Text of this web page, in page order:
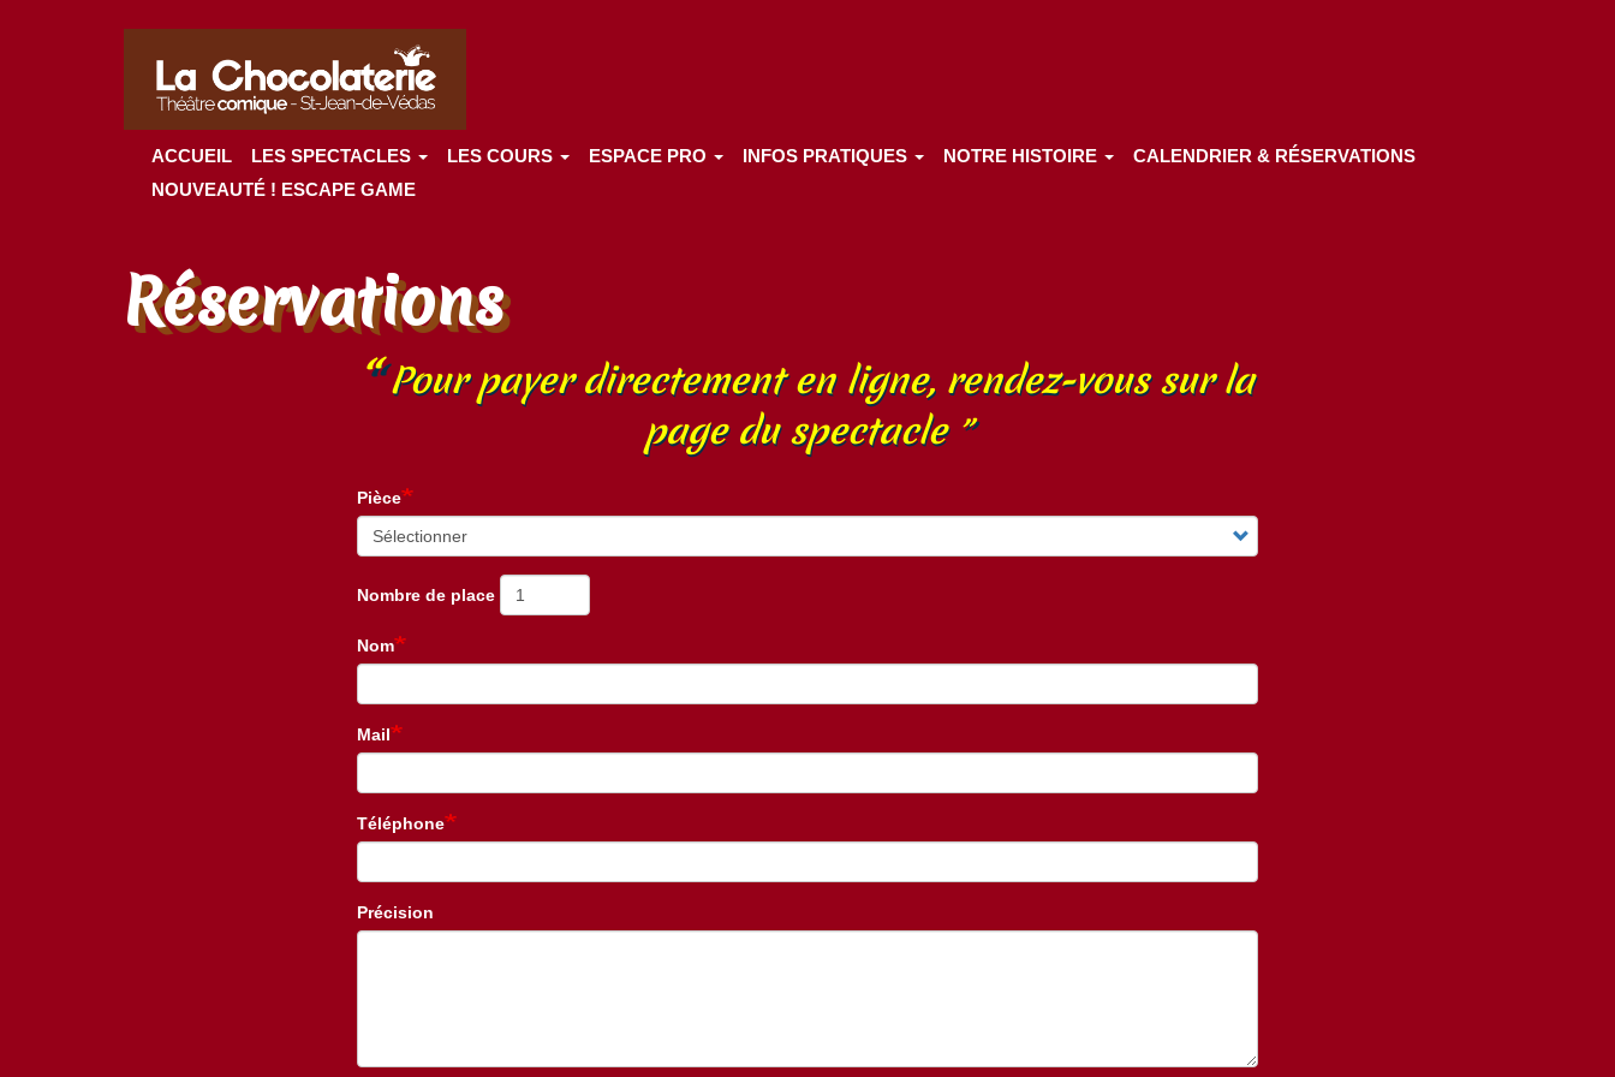
Navigation
principale
ACCUEIL LES SPECTACLES LES COURS ESPACE PRO INFOS PRATIQUES NOTRE HISTOIRE
CALENDRIER & RÉSERVATIONS
NOUVEAUTÉ ! ESCAPE GAME
Réservations
Pour payer directement en ligne, rendez-vous sur la
page du spectacle
Pièce
Nombre de place
Nom
Mail
Téléphone
Précision